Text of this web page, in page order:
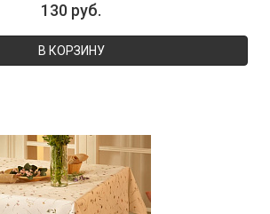
130 руб.
В КОРЗИНУ